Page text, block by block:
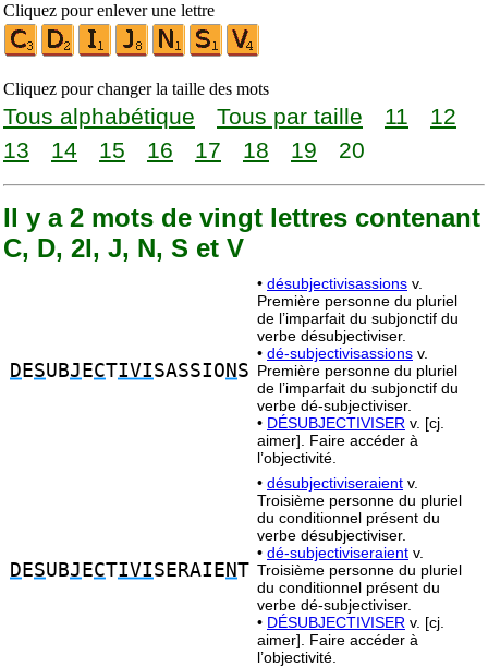
Cliquez pour enlever une lettre
Cliquez pour changer la taille des mots
Tous alphabétique Tous par taille 11
12
13
14 15 16 17 18 19 20
Il y a 2 mots de vingt lettres contenant
C, D, 2I, J, N, S et V
D ESUBJ ECTIVISASSIO N S
• désubjectivisassions v.
Première personne du pluriel
de l’imparfait du subjonctif du
verbe désubjectiviser.
• dé-subjectivisassions v.
Première personne du pluriel
de l’imparfait du subjonctif du
verbe dé-subjectiviser.
• DÉSUBJECTIVISER v. [cj.
aimer]. Faire accéder à
l’objectivité.
D ESUBJ ECTIVISERAIE NT
• désubjectiviseraient v.
Troisième personne du pluriel
du conditionnel présent du
verbe désubjectiviser.
• dé-subjectiviseraient v.
Troisième personne du pluriel
du conditionnel présent du
verbe dé-subjectiviser.
• DÉSUBJECTIVISER v. [cj.
aimer]. Faire accéder à
l’objectivité.